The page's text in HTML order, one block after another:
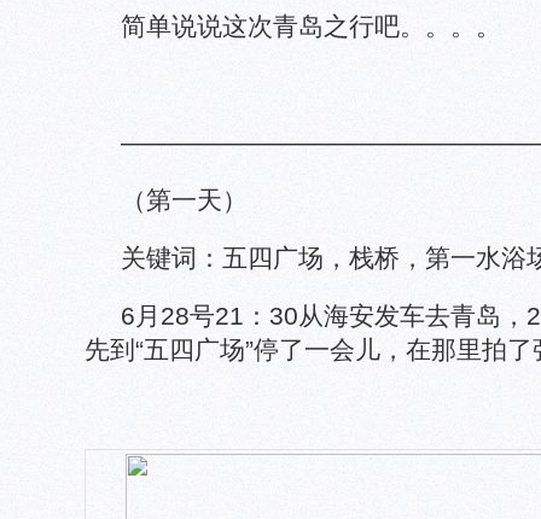
简单说说这次青岛之行吧。。。。
（第一天）
关键词：五四广场，栈桥，第一水浴
6月28号21：30从海安发车去青岛，
先到“五四广场”停了一会儿，在那里拍